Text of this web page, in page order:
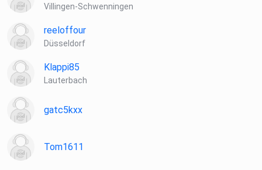
Villingen-Schwenningen
reeloffour
Düsseldorf
Klappi85
Lauterbach
gatc5kxx
Tom1611